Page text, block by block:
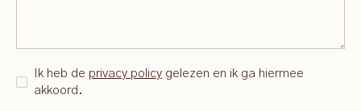
Ik heb de privacy policy gelezen en ik ga hiermee
akkoord.